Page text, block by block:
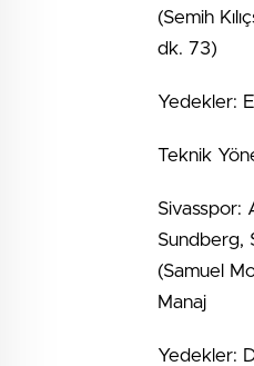
(Semih
dk. 73)
Yedekler:
Teknik
Sivasspor:
Sundberg,
(Samuel
Manaj
Yedekler: